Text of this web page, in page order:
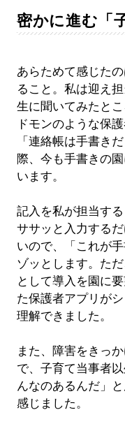
密かに進む「
あらためて感じた
ること。私は迎え
生に聞いてみたと
ドモンのような保
「連絡帳は手書き
際、今も手書きの
います。
記入を私が担当す
ササッと入力する
いので、「これが
ゾッとします。た
として導入を園に
た保護者アプリが
理解できました。
また、障害をきっ
で、子育て当事者
んなのあるんだ」
感じました。